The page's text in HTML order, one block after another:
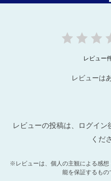
レビュー
レビューは
レビューの投稿は、ログイン
くだ
※レビューは、個人の主観による感
能を保証するもの